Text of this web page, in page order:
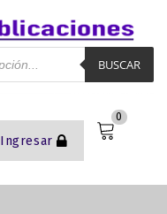
Ingresar
0
BUSCAR